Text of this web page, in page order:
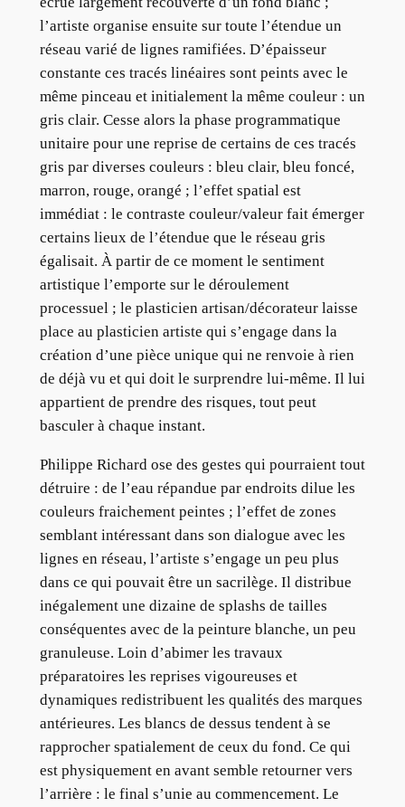
l’artiste organise ensuite sur toute l’étendue un
réseau varié de lignes ramifiées. D’épaisseur
constante ces tracés linéaires sont peints avec le
même pinceau et initialement la même couleur : un
gris clair. Cesse alors la phase programmatique
unitaire pour une reprise de certains de ces tracés
gris par diverses couleurs : bleu clair, bleu foncé,
marron, rouge, orangé ; l’effet spatial est
immédiat : le contraste couleur/valeur fait émerger
certains lieux de l’étendue que le réseau gris
égalisait. À partir de ce moment le sentiment
artistique l’emporte sur le déroulement
processuel ; le plasticien artisan/décorateur laisse
place au plasticien artiste qui s’engage dans la
création d’une pièce unique qui ne renvoie à rien
de déjà vu et qui doit le surprendre lui-même. Il lui
appartient de prendre des risques, tout peut
basculer à chaque instant.
Philippe Richard ose des gestes qui pourraient tout
détruire : de l’eau répandue par endroits dilue les
couleurs fraichement peintes ; l’effet de zones
semblant intéressant dans son dialogue avec les
lignes en réseau, l’artiste s’engage un peu plus
dans ce qui pouvait être un sacrilège. Il distribue
inégalement une dizaine de splashs de tailles
conséquentes avec de la peinture blanche, un peu
granuleuse. Loin d’abimer les travaux
préparatoires les reprises vigoureuses et
dynamiques redistribuent les qualités des marques
antérieures. Les blancs de dessus tendent à se
rapprocher spatialement de ceux du fond. Ce qui
est physiquement en avant semble retourner vers
l’arrière : le final s’unie au commencement. Le